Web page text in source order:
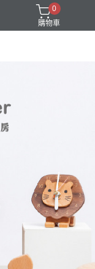
0
購物車